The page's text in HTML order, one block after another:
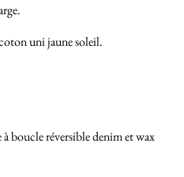
uni jaune soleil.
boucle réversible denim et wax